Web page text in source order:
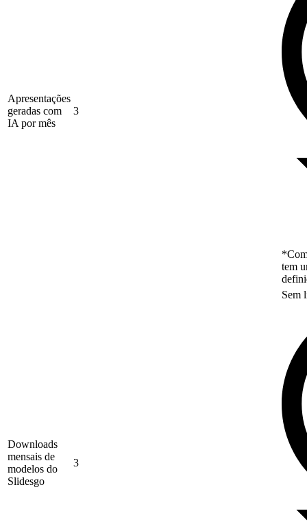
Apresentações
geradas com
IA por mês
3
tem
Downloads
mensais de
modelos do
Slidesgo
3
Sem